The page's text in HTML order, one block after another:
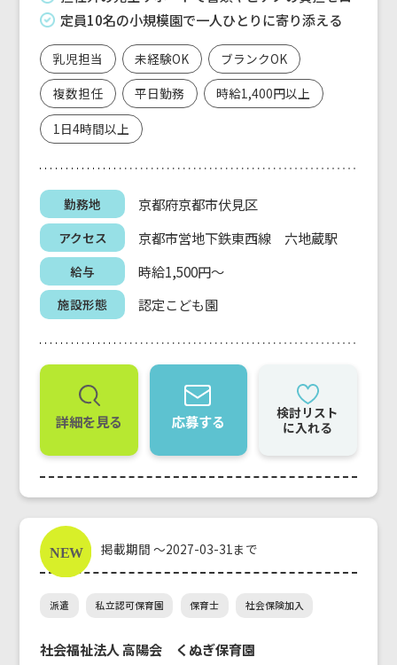
定員10名の小規模園で一人ひとりに寄り添える
乳児担当 未経験OK
ブランクOK
複数担任
平日勤務
時給1,400円以上
1日4時間以上
勤務地 京都府京都市伏見区
アクセス 京都市営地下鉄東西線 六地蔵駅
給与 時給1,500円～
施設形態 認定こども園
詳細を見る 応募する
検討リスト
に入れる
掲載期間 ～2027-03-31まで
派遣 私立認可保育園 保育士 社会保険加入
社会福祉法人 高陽会 くぬぎ保育園